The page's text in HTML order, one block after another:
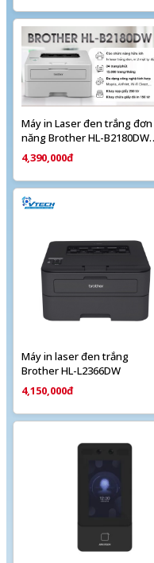
Máy in Laser đen trắng đơn
năng Brother HL-B2180DW
(A4 | In đảo mặt | USB | WIFI)
4,390,000đ
Máy in laser đen trắng
Brother HL-L2366DW
4,150,000đ